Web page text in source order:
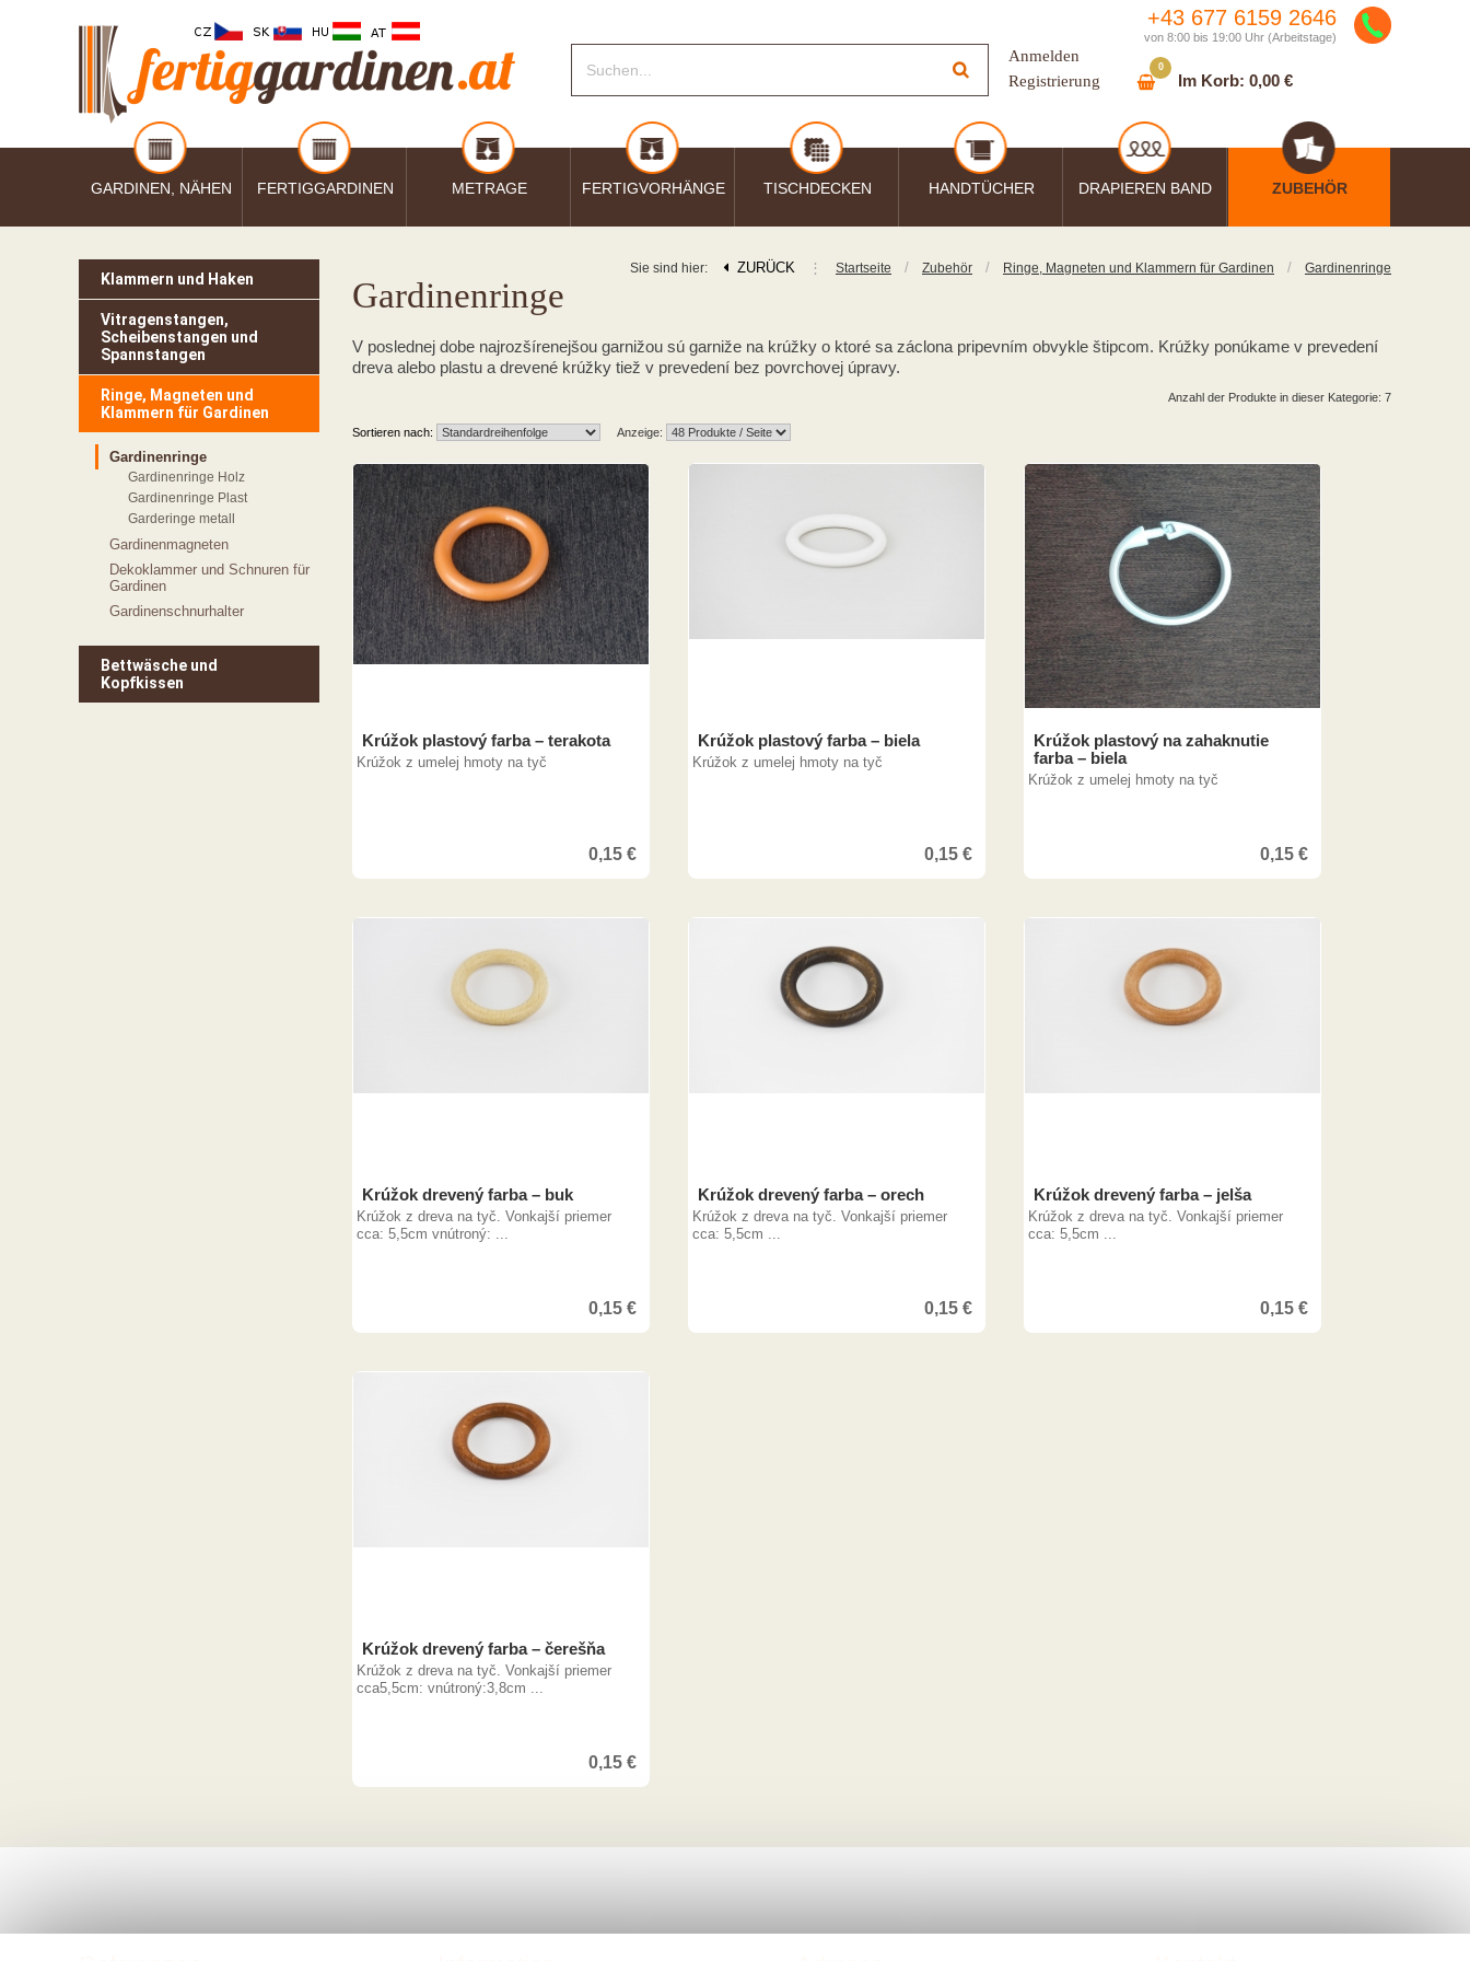
+43 677 6159 2646
von 8:00 bis 19:00 Uhr (Arbeitstage)
Anmelden
Registrierung
Im Korb: 0,00 €
0
GARDINEN, NÄHEN FERTIGGARDINEN METRAGE FERTIGVORHÄNGE TISCHDECKEN HANDTÜCHER DRAPIEREN BAND ZUBEHÖR
Klammern und Haken
Vitragenstangen,
Scheibenstangen und
Spannstangen
Ringe, Magneten und
Klammern für Gardinen
Gardinenringe
Gardinenringe Holz
Gardinenringe Plast
Garderinge metall
Gardinenmagneten
Dekoklammer und Schnuren für
Gardinen
Gardinenschnurhalter
Bettwäsche und
Kopfkissen
Sie sind hier: ZURÜCK ⋮ Startseite / Zubehör / Ringe, Magneten und Klammern für Gardinen / Gardinenringe
Gardinenringe
V poslednej dobe najrozšírenejšou garnižou sú garniže na krúžky o ktoré sa záclona pripevním obvykle štipcom. Krúžky ponúkame v prevedení
dreva alebo plastu a drevené krúžky tiež v prevedení bez povrchovej úpravy.
Anzahl der Produkte in dieser Kategorie: 7
Sortieren nach: Anzeige:
Krúžok plastový farba – terakota
Krúžok z umelej hmoty na tyč
0,15€
Krúžok plastový farba – biela
Krúžok z umelej hmoty na tyč
0,15€
Krúžok plastový na zahaknutie
farba – biela
Krúžok z umelej hmoty na tyč
0,15€
Krúžok drevený farba – buk
Krúžok z dreva na tyč. Vonkajší priemer
cca: 5,5cm vnútroný: ...
0,15€
Krúžok drevený farba – orech
Krúžok z dreva na tyč. Vonkajší priemer
cca: 5,5cm ...
0,15€
Krúžok drevený farba – jelša
Krúžok z dreva na tyč. Vonkajší priemer
cca: 5,5cm ...
0,15€
Krúžok drevený farba – čerešňa
Krúžok z dreva na tyč. Vonkajší priemer
cca5,5cm: vnútroný:3,8cm ...
0,15€